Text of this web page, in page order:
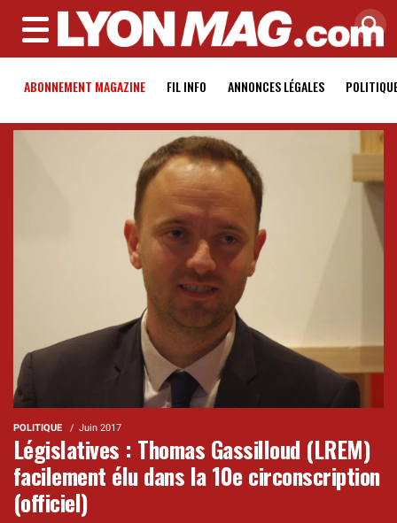
MENU
ABONNEMENT MAGAZINE FIL INFO ANNONCES LÉGALES
POLITIQUE Juin 2017
Législatives : Thomas Gassilloud (LREM)
facilement élu dans la 10e circonscription
(officiel)